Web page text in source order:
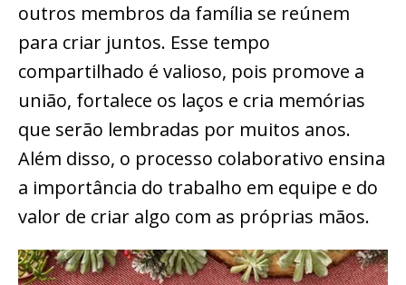
outros membros da família se reúnem
para criar juntos. Esse tempo
compartilhado é valioso, pois promove a
união, fortalece os laços e cria memórias
que serão lembradas por muitos anos.
Além disso, o processo colaborativo ensina
a importância do trabalho em equipe e do
valor de criar algo com as próprias mãos.